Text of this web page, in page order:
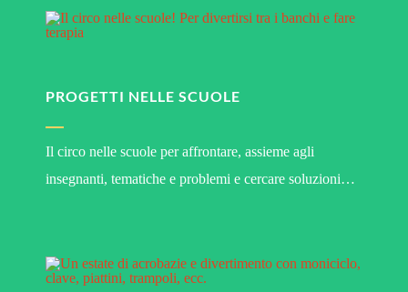
PROGETTI NELLE SCUOLE
Il circo nelle scuole per affrontare, assieme agli
insegnanti, tematiche e problemi e cercare soluzioni…